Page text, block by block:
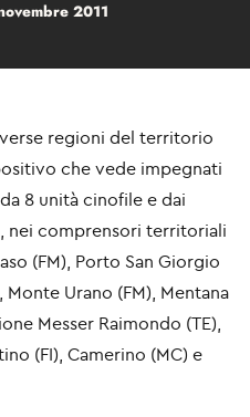
2011
regioni del territorio
che vede impegnati
8 unità cinofile e dai
nei comprensori territoriali
(FM), Porto San Giorgio
Monte Urano (FM), Mentana
Messer Raimondo (TE),
(FI), Camerino (MC) e